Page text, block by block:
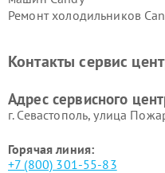
Ремонт холодильников
Контакты сервис
Адрес сервисного
г. Севастополь, улица
Горячая линия:
+7 (800) 301-55-83